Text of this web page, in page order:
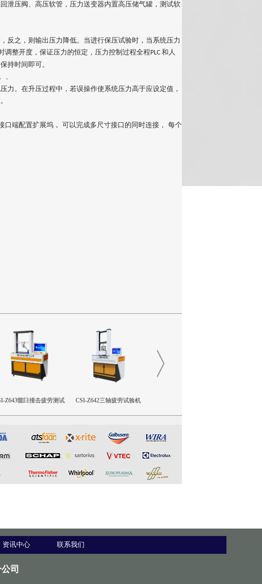
泄压阀、高压软管，压力送变器内置高压储气罐，测试软
反之，则输出压力降低。当进行保压试验时，当系统压力
调整开度，保证压力的恒定，压力控制过程全程PLC 和人
持时间即可。
、
力。在升压过程中，若误操作使系统压力高于应设定值，
口端配置扩展坞， 可以完成多尺寸接口的同时连接， 每个
Z643髋臼撞击疲劳测试
CSI-Z642三轴疲劳试验机
测试仪
资讯中心 联系我们
司